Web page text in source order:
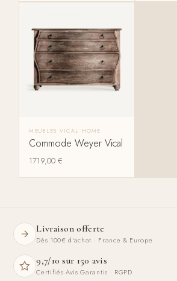
MEUBLES VICAL HOME
Commode Weyer Vical
1719,00€
Livraison offerte
Dès 100€ d'achat · France & Europe
9,7/10 sur 150 avis
Certifiés Avis Garantis · RGPD